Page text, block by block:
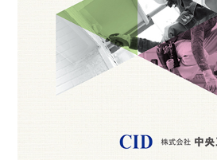
営業品目
お問い合わせ